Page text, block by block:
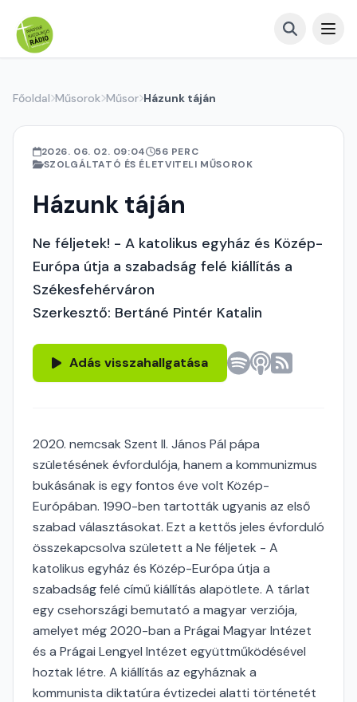
Főoldal Műsorok Műsor Házunk táján
2026. 06. 02. 09:04
56 PERC
SZOLGÁLTATÓ ÉS ÉLETVITELI MŰSOROK
Házunk táján
Ne féljetek! - A katolikus egyház és Közép-
Európa útja a szabadság felé kiállítás a
Székesfehérváron
Szerkesztő: Bertáné Pintér Katalin
Adás visszahallgatása
2020. nemcsak Szent II. János Pál pápa
születésének évfordulója, hanem a kommunizmus
bukásának is egy fontos éve volt Közép-
Európában. 1990-ben tartották ugyanis az első
szabad választásokat. Ezt a kettős jeles évforduló
összekapcsolva született a Ne féljetek - A
katolikus egyház és Közép-Európa útja a
szabadság felé című kiállítás alapötlete. A tárlat
egy csehországi bemutató a magyar verziója,
amelyet még 2020-ban a Prágai Magyar Intézet
és a Prágai Lengyel Intézet együttműködésével
hoztak létre. A kiállítás az egyháznak a
kommunista diktatúra évtizedei alatti történetét